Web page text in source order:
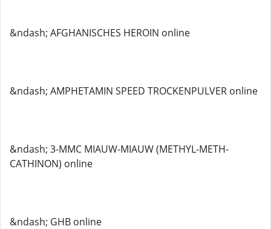
&ndash; AFGHANISCHES HEROIN online
&ndash; AMPHETAMIN SPEED TROCKENPULVER online
&ndash; 3-MMC MIAUW-MIAUW (METHYL-METH-
CATHINON) online
&ndash; GHB online